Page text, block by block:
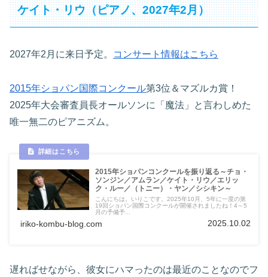
ケイト・リウ（ピアノ、2027年2月）
2027年2月に来日予定。 コンサート情報はこちら
2015年ショパン国際コンクール第3位＆マズルカ賞！
2025年大会審査員長オールソンに「魔法」と言わしめた
唯一無二のピアニズム。
2015年ショパンコンクールを振り返る～チョ・
ソンジン／アムラン／ケイト・リウ／エリッ
ク・ルー／（トニー）・ヤン／シシキン～
こんにちは。いりこです。2025年10月、5年に一度の第
19回ショパン国際コンクールが開催されましたね！4～5
月の予備予...
iriko-kombu-blog.com 2025.10.02
遅ればせながら、彼女にハマったのは最近のことなのでフ